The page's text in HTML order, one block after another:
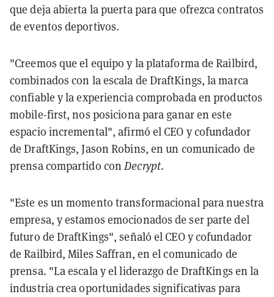
que deja abierta la puerta para que ofrezca contratos
de eventos deportivos.
"Creemos que el equipo y la plataforma de Railbird,
combinados con la escala de DraftKings, la marca
confiable y la experiencia comprobada en productos
mobile-first, nos posiciona para ganar en este
espacio incremental", afirmó el CEO y cofundador
de DraftKings, Jason Robins, en un comunicado de
prensa compartido conDecrypt.
"Este es un momento transformacional para nuestra
empresa, y estamos emocionados de ser parte del
futuro de DraftKings", señaló el CEO y cofundador
de Railbird, Miles Saffran, en el comunicado de
prensa. "La escala y el liderazgo de DraftKings en la
industria crea oportunidades significativas para